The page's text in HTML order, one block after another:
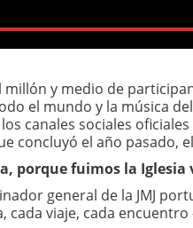
millón y medio de
el mundo y la música
canales sociales
concluyó el año pasado,
porque fuimos la Iglesia
general de la JMJ
cada viaje, cada